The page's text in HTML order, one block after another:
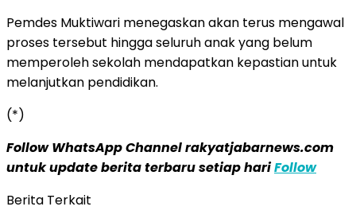
Pemdes Muktiwari menegaskan akan terus mengawal
proses tersebut hingga seluruh anak yang belum
memperoleh sekolah mendapatkan kepastian untuk
melanjutkan pendidikan.
(*)
Follow WhatsApp Channel rakyatjabarnews.com
untuk update berita terbaru setiap hariFollow
Berita Terkait